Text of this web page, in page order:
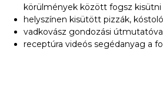
körülmények között fogsz kisütni
helyszínen kisütött pizzák,
vadkovász gondozási
receptúra videós segédanyag a